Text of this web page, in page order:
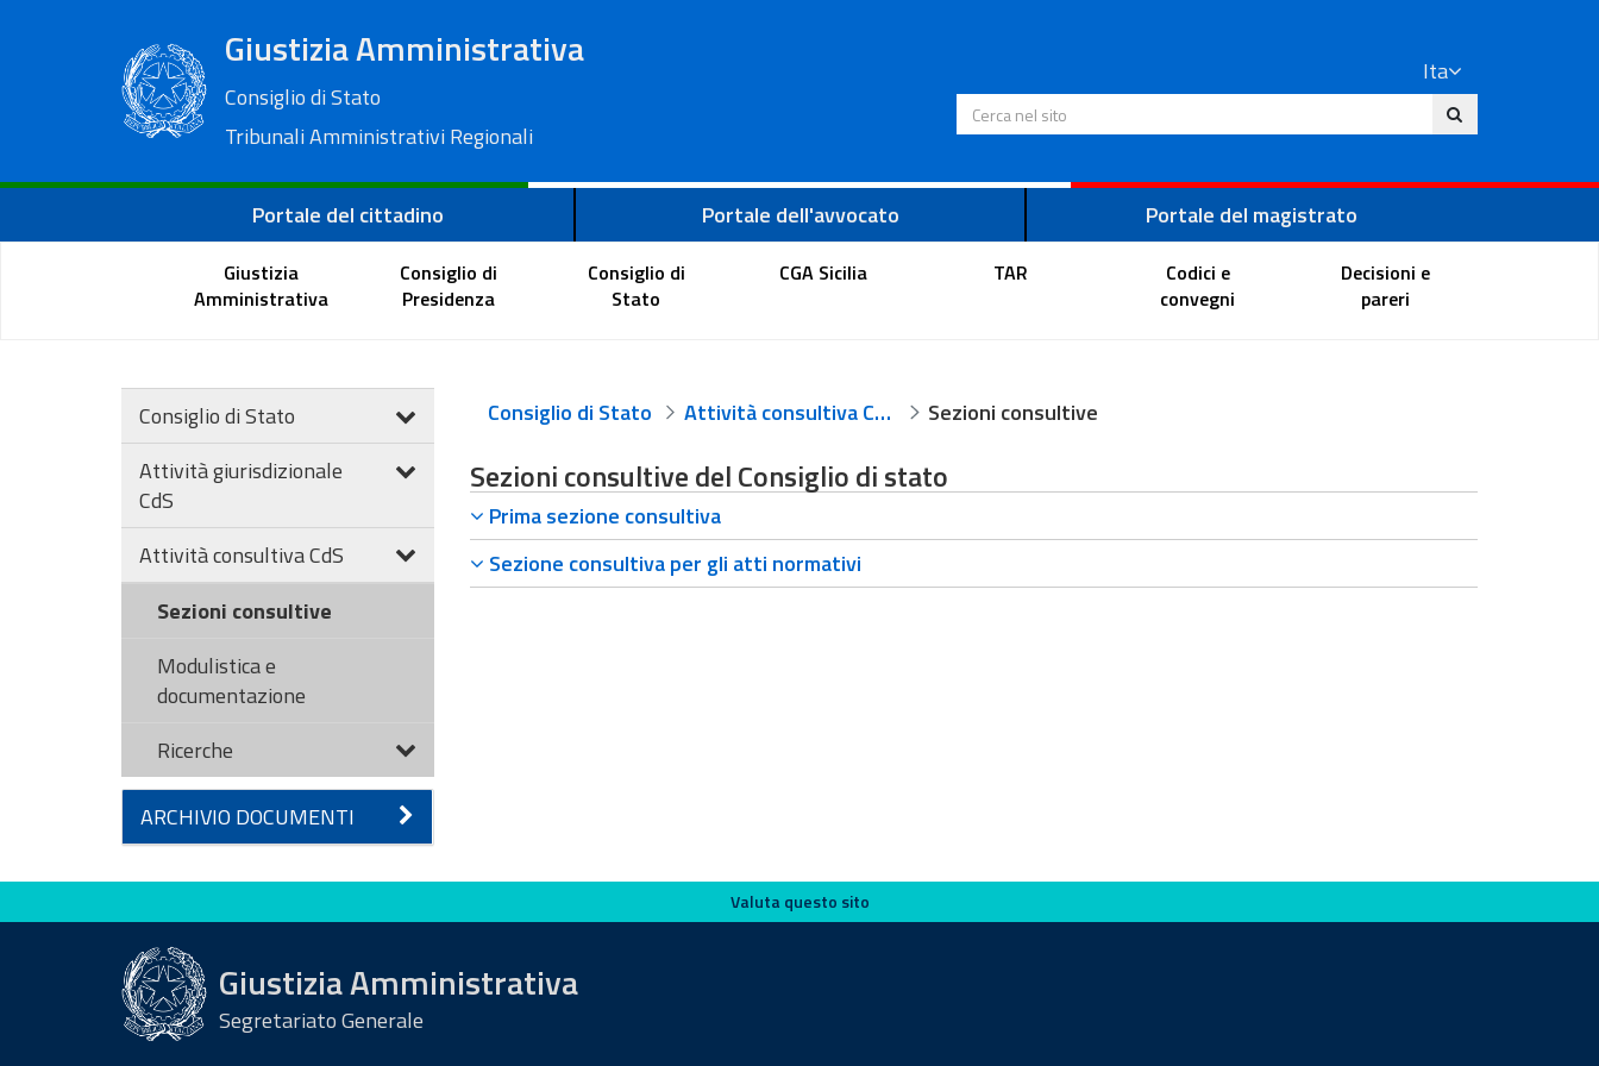
Giustizia Amministrativa
Consiglio di Stato
Tribunali Amministrativi Regionali
Ita
Cerca nel sito
Portale del cittadino Portale dell'avvocato Portale del magistrato
Giustizia
Amministrativa
Consiglio di
Presidenza
Consiglio di
Stato
CGA Sicilia TAR
Codici e
convegni
Decisioni e
pareri
Consiglio di Stato
Attività giurisdizionale
CdS
Attività consultiva CdS
Sezioni consultive
Modulistica e
documentazione
Ricerche
ARCHIVIO DOCUMENTI
Consiglio di Stato Attività consultiva CdS Sezioni consultive
Sezioni consultive del Consiglio di stato
Prima sezione consultiva
Sezione consultiva per gli atti normativi
Valuta questo sito Valuta questo sito
Giustizia Amministrativa
Segretariato Generale